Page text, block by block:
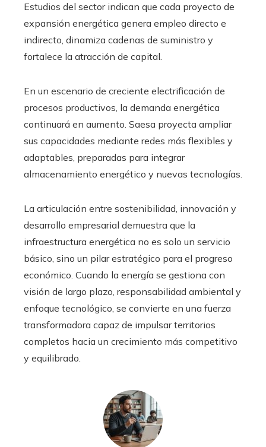
Estudios del sector indican que cada proyecto de
expansión energética genera empleo directo e
indirecto, dinamiza cadenas de suministro y
fortalece la atracción de capital.
En un escenario de creciente electrificación de
procesos productivos, la demanda energética
continuará en aumento. Saesa proyecta ampliar
sus capacidades mediante redes más flexibles y
adaptables, preparadas para integrar
almacenamiento energético y nuevas tecnologías.
La articulación entre sostenibilidad, innovación y
desarrollo empresarial demuestra que la
infraestructura energética no es solo un servicio
básico, sino un pilar estratégico para el progreso
económico. Cuando la energía se gestiona con
visión de largo plazo, responsabilidad ambiental y
enfoque tecnológico, se convierte en una fuerza
transformadora capaz de impulsar territorios
completos hacia un crecimiento más competitivo
y equilibrado.